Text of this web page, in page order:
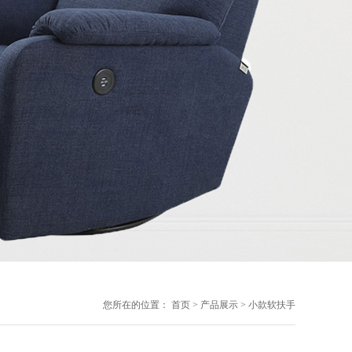
您所在的位置： 首页 > 产品展示 > 小款软扶手